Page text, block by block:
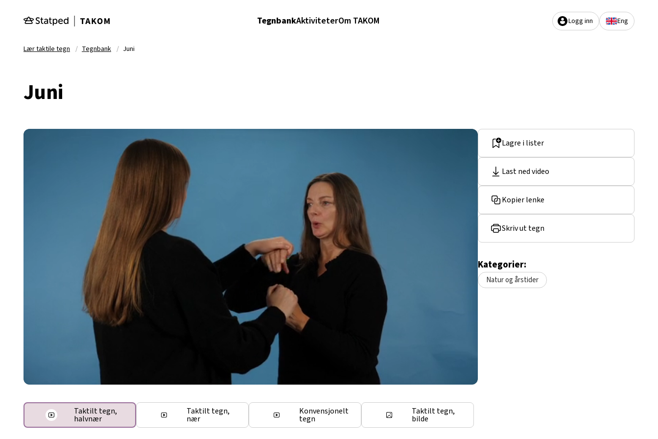
TegnbankAktiviteterOm TAKOM Logg inn Eng
Lær taktile tegn Tegnbank Juni
Juni
Lagre i lister
Last ned video
Kopier lenke
Skriv ut tegn
Kategorier:
Natur og årstider
Taktilt tegn,
halvnær
Taktilt tegn,
nær
Konvensjonelt
tegn
Taktilt tegn,
bilde